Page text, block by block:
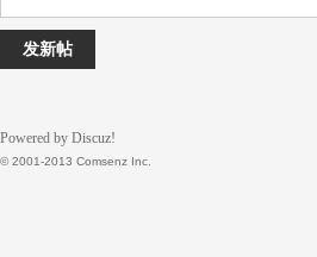
发新帖
Powered by Discuz!
© 2001-2013 Comsenz Inc.